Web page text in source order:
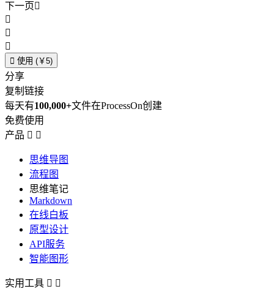
下一页



 使用 (￥5)
分享
复制链接
每天有100,000+文件在ProcessOn创建
免费使用
产品  
思维导图
流程图
思维笔记
Markdown
在线白板
原型设计
API服务
智能图形
实用工具  